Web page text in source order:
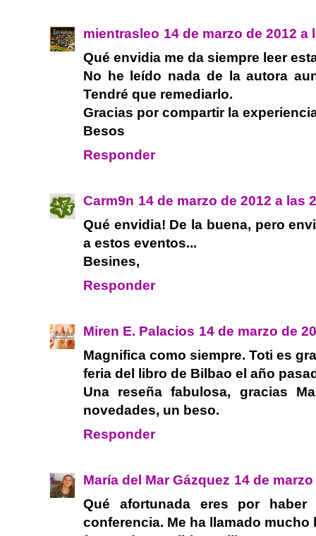
mientrasleo 14 de marzo de 2012 a
Qué envidia me da siempre leer
No he leído nada de la autora
Tendré que remediarlo.
Gracias por compartir la
Besos
Responder
Carm9n 14 de marzo de 2012 a las
Qué envidia! De la buena, pero
a estos eventos...
Besines,
Responder
Miren E. Palacios 14 de marzo de
Magnifica como siempre. Toti es
feria del libro de Bilbao el año
Una reseña fabulosa, gracias
novedades, un beso.
Responder
María del Mar Gázquez 14 de
Qué afortunada eres por
conferencia. Me ha llamado mucho